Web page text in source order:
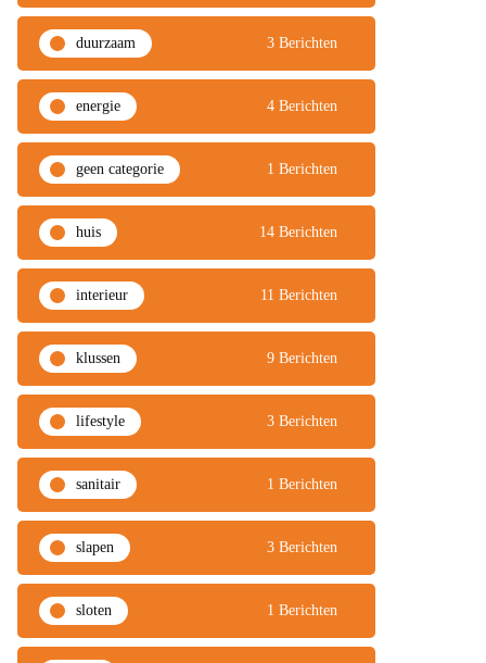
duurzaam 3 Berichten
energie 4 Berichten
geen categorie 1 Berichten
huis 14 Berichten
interieur 11 Berichten
klussen 9 Berichten
lifestyle 3 Berichten
sanitair 1 Berichten
slapen 3 Berichten
sloten 1 Berichten